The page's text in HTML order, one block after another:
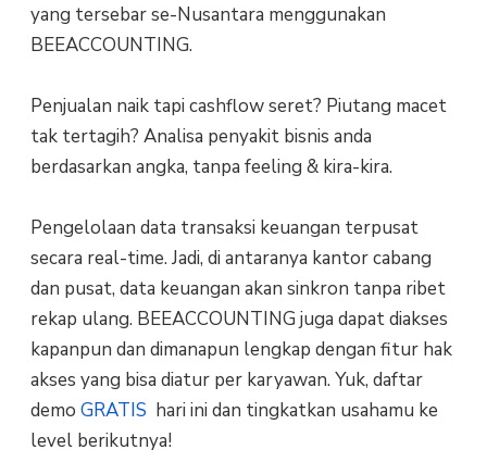
yang tersebar se-Nusantara menggunakan
BEEACCOUNTING.
Penjualan naik tapi cashflow seret? Piutang macet
tak tertagih? Analisa penyakit bisnis anda
berdasarkan angka, tanpa feeling & kira-kira.
Pengelolaan data transaksi keuangan terpusat
secara real-time. Jadi, di antaranya kantor cabang
dan pusat, data keuangan akan sinkron tanpa ribet
rekap ulang. BEEACCOUNTING juga dapat diakses
kapanpun dan dimanapun lengkap dengan fitur hak
akses yang bisa diatur per karyawan. Yuk, daftar
demo GRATIS hari ini dan tingkatkan usahamu ke
level berikutnya!